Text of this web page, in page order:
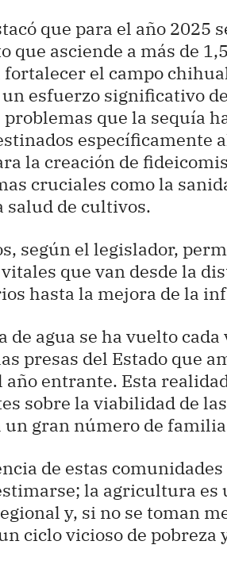
que para el año 2025
que asciende a más de
fortalecer el campo
esfuerzo significativo
que la sequía
específicamente
la creación de
cruciales como la
salud de cultivos.
según el legislador,
que van desde la
hasta la mejora de la
de agua se ha vuelto
presas del Estado que
año entrante. Esta
sobre la viabilidad de
un gran número de
de estas
la agricultura
y, si no se toman
ciclo vicioso de pobreza